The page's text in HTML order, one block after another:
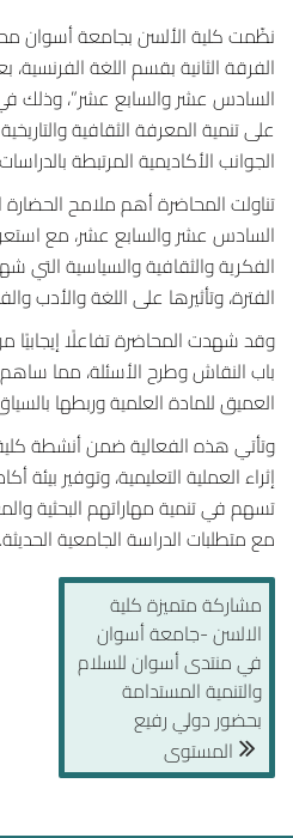
نظّمت كلية الألسن بجامعة أسوان
الفرقة الثانية بقسم اللغة الفرنسية،
السادس عشر والسابع عشر”، وذلك
على تنمية المعرفة الثقافية
الجوانب الأكاديمية المرتبطة
تناولت المحاضرة أهم ملامح الحضارة
السادس عشر والسابع عشر، مع
الفكرية والثقافية والسياسية التي
الفترة، وتأثيرها على اللغة والأدب
وقد شهدت المحاضرة تفاعلًا إيجابيًا
باب النقاش وطرح الأسئلة، مما
العميق للمادة العلمية وربطها
وتأتي هذه الفعالية ضمن أنشطة
إثراء العملية التعليمية، وتوفير بيئة
تسهم في تنمية مهاراتهم البحثية
مع متطلبات الدراسة الجامعية الحديثة.
مشاركة متميزة كلية
الالسن -جامعة أسوان
في منتدى أسوان للسلام
والتنمية المستدامة
بحضور دولي رفيع
المستوى